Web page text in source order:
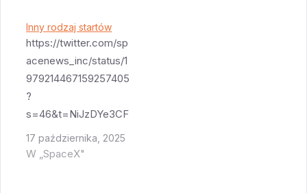
których jedna zna się
na budowie reaktorów
(General Atomics) a
druga na zwiększaniu
kosztów i zakresu
prac tak by zarobić
Coraz bardziej mnie
Inny rodzaj startów
https://twitter.com/sp
acenews_inc/status/1
979214467159257405
?
s=46&t=NiJzDYe3CF
sI9bz5DJBjOg Dziś
tak trochę z
17 października, 2025
W „SpaceX"